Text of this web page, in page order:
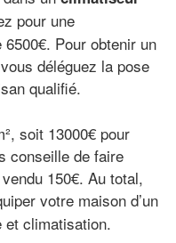
pour une
Pour obtenir un
déléguez la pose
qualifié.
soit 13000€ pour
conseille de faire
150€. Au total,
votre maison d’un
et climatisation.